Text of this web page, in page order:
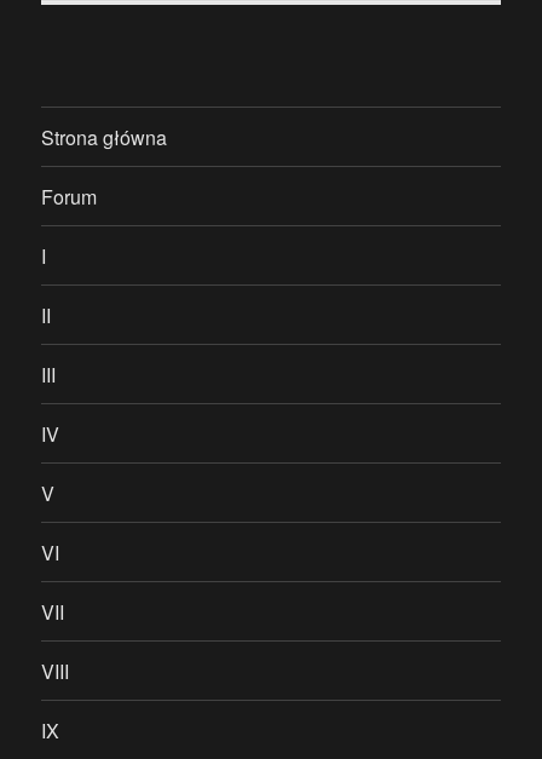
Strona główna
Forum
I
II
III
IV
V
VI
VII
VIII
IX